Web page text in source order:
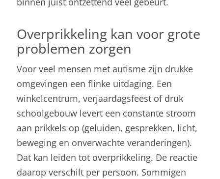
Overprikkeling kan voor grote
problemen zorgen
Voor veel mensen met autisme zijn drukke
omgevingen een flinke uitdaging. Een
winkelcentrum, verjaardagsfeest of druk
schoolgebouw levert een constante stroom
aan prikkels op (geluiden, gesprekken, licht,
beweging en onverwachte veranderingen).
Dat kan leiden tot overprikkeling. De reactie
daarop verschilt per persoon. Sommigen